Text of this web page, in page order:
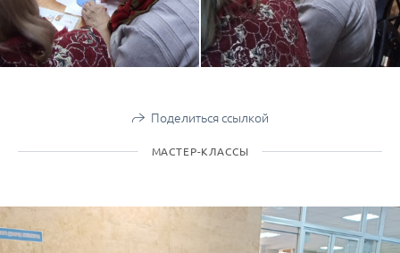
Поделиться ссылкой
МАСТЕР-КЛАССЫ